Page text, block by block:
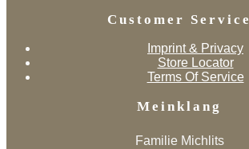
Customer Service
Imprint & Privacy
Store Locator
Terms Of Service
Meinklang
Familie Michlits